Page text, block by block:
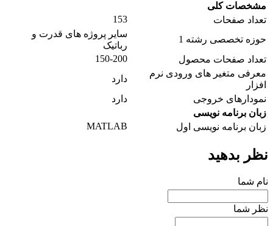
مشخصات کلی
تعداد صفحات
153
حوزه تخصصی رشته 1
سایر پروژه های قدرت و
رباتیک
تعداد صفحات محصول
150-200
معرفی متغیر های ورودی نرم
افزار
دارد
نمودارهای خروجی
دارد
زبان برنامه نویسی
زبان برنامه نویسی اول
MATLAB
نظر بدهید
نام شما
نظر شما